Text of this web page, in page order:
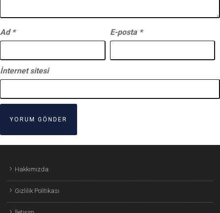
Ad * E-posta *
İnternet sitesi
Hakkımızda
Gizlilik Politikası